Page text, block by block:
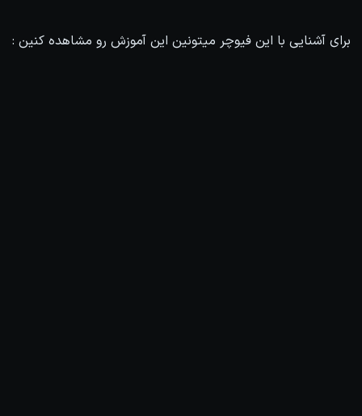
برای آشنایی با این فیوچر میتونین این آموزش رو مشاهده کنین :